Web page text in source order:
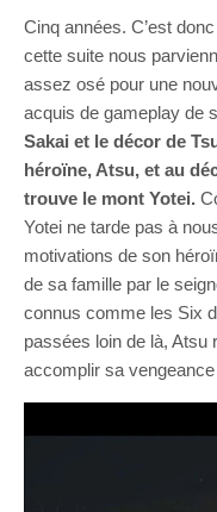
Cinq années. C’est
cette suite nous
assez osé pour une
acquis de gameplay de
Sakai et le décor de
héroïne, Atsu, et au
trouve le mont Yotei.
Yotei ne tarde pas à
motivations de son
de sa famille par le
connus comme les Six
passées loin de là, Atsu
accomplir sa